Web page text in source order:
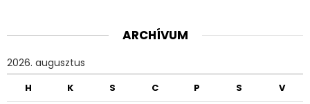
ARCHÍVUM
2026. augusztus
H K S C P S V